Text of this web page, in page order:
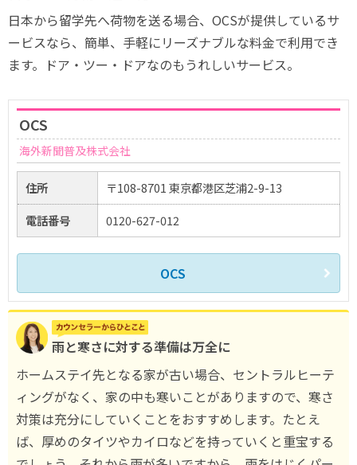
日本から留学先へ荷物を送る場合、OCSが提供しているサ
ービスなら、簡単、手軽にリーズナブルな料金で利用でき
ます。ドア・ツー・ドアなのもうれしいサービス。
OCS
海外新聞普及株式会社
住所
〒108-8701 東京都港区芝浦2-9-13
電話番号
0120-627-012
OCS
雨と寒さに対する準備は万全に
ホームステイ先となる家が古い場合、セントラルヒーテ
ィングがなく、家の中も寒いことがありますので、寒さ
対策は充分にしていくことをおすすめします。たとえ
ば、厚めのタイツやカイロなどを持っていくと重宝する